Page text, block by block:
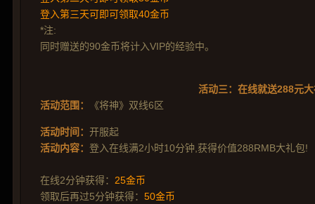
登入第三天可即可领取40金币
*注:
同时赠送的90金币将计入VIP的经验中。
活动三：在线就送288元
活动范围：
《将神》双线6区
活动时间： 开服起
活动内容： 登入在线满2小时10分钟,获得价值288RMB大礼包!
在线2分钟获得： 25金币
领取后再过5分钟获得： 50金币